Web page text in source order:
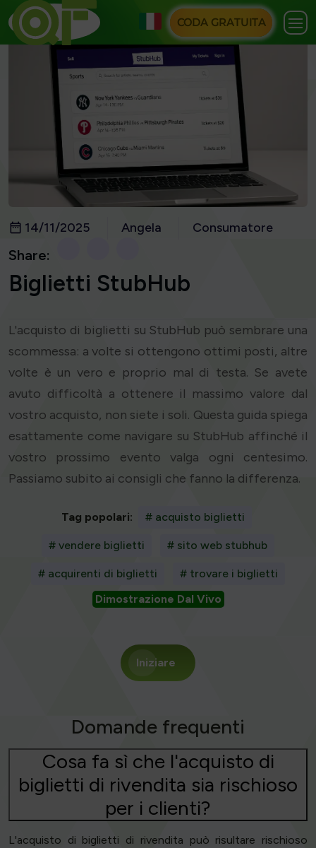
CODA GRATUITA
14/11/2025 Angela Consumatore
Share:
Biglietti StubHub
L'acquisto di biglietti su StubHub può sembrare una
scommessa: a volte si ottengono ottimi posti, altre
volte è un vero e proprio mal di testa. Se avete
avuto difficoltà a ottenere il massimo valore dal
vostro acquisto, non siete i soli. Questa guida spiega
esattamente come navigare su StubHub affinché il
vostro prossimo evento valga ogni centesimo.
Passiamo subito ai consigli che fanno la differenza.
Tag popolari: # acquisto biglietti
# vendere biglietti # sito web stubhub
# acquirenti di biglietti
# trovare i biglietti
Dimostrazione Dal Vivo
Iniziare
Domande frequenti
Cosa fa sì che l'acquisto di
biglietti di rivendita sia rischioso
per i clienti?
L'acquisto di biglietti di rivendita può risultare rischioso